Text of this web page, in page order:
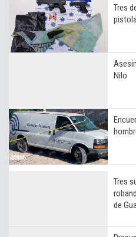
Tres
Nilo
Tres
de